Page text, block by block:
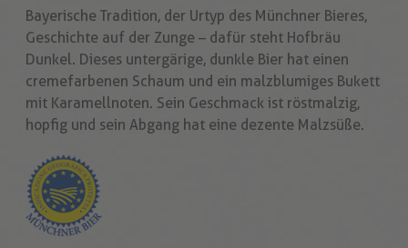
Bayerische Tradition, der Urtyp des Münchner Bieres,
Geschichte auf der Zunge – dafür steht Hofbräu
Dunkel. Dieses untergärige, dunkle Bier hat einen
cremefarbenen Schaum und ein malzblumiges Bukett
mit Karamellnoten. Sein Geschmack ist röstmalzig,
hopfig und sein Abgang hat eine dezente Malzsüße.